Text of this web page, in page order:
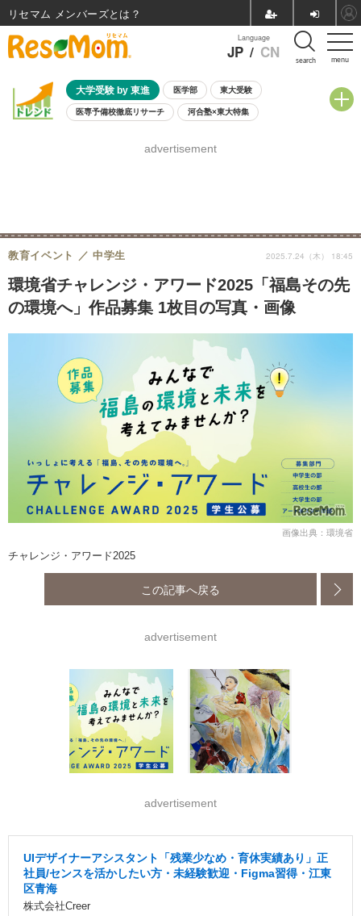
menu
Language
JP / CN search
大学受験 by 東進 医学部 東大受験
医専予備校徹底リサーチ 河合塾×東大特集
8月開催学校説明会・相談会
advertisement
環境省チャレンジ・アワード2025「福島その先
の環境へ」作品募集 1枚目の写真・画像
教育イベント 中学生 2025.7.24（木） 18:45
画像出典：環境省
チャレンジ・アワード2025
この記事へ戻る
advertisement
advertisement
UIデザイナーアシスタント「残業少なめ・育休実績あり」正
社員/センスを活かしたい方・未経験歓迎・Figma習得・江東
区青海
株式会社Creer
リセマム メンバーズ